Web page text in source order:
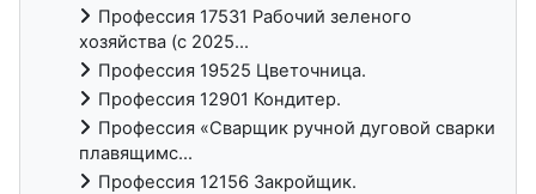
Профессия 17531 Рабочий зеленого
хозяйства (с 2025...
Профессия 19525 Цветочница.
Профессия 12901 Кондитер.
Профессия «Сварщик ручной дуговой сварки
плавящимс...
Профессия 12156 Закройщик.